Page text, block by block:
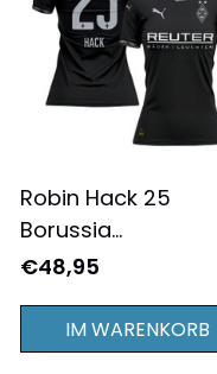
Robin Hack 25
Borussia
Mönchengladbach
Ausweichtrikot
Damen - Komplett
€48,95
IM WARENKORB